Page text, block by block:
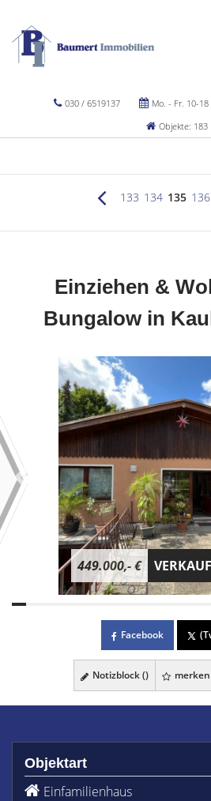
030 / 6519137 Mo. - Fr. 10-18
Objekte: 183
133 134 135 136
Einziehen &
Bungalow in
449.000,- €
Facebook
Notizblock () merken
Objektart
Einfamilienhaus